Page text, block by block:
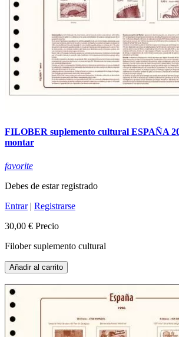
FILOBER suplemento cultural ESPAÑA
montar
favorite
Debes de estar registrado
Entrar| Registrarse
30,00 € Precio
Filober suplemento cultural
Añadir al carrito